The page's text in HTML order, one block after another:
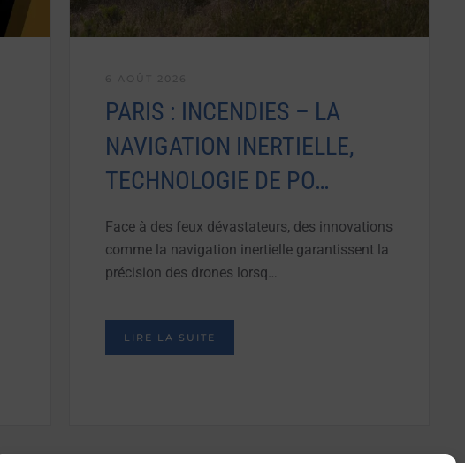
PARIS : INCENDIES – LA
NAVIGATION INERTIELLE,
TECHNOLOGIE DE PO…
Face à des feux dévastateurs, des innovations
comme la navigation inertielle garantissent la
précision des drones lorsq…
LIRE LA SUITE